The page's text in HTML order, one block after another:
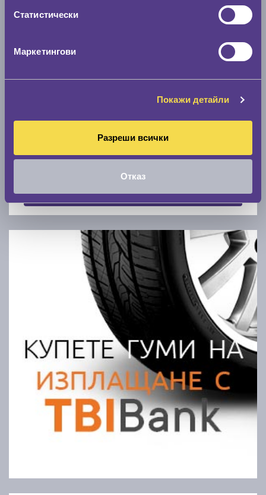
Статистически
Маркетингови
Покажи детайли
Разреши всички
Отказ
Покажи гуми